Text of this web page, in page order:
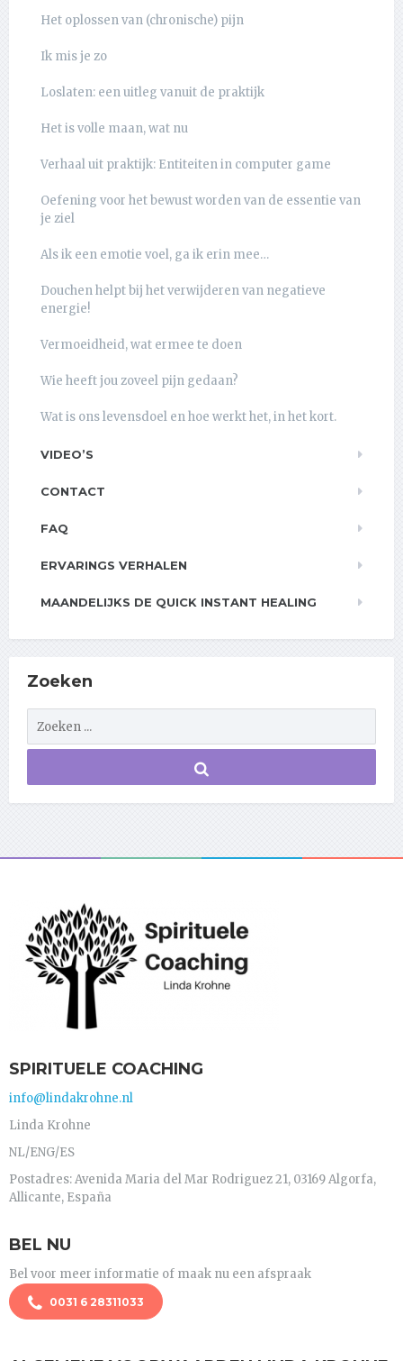
Het oplossen van (chronische) pijn
Ik mis je zo
Loslaten: een uitleg vanuit de praktijk
Het is volle maan, wat nu
Verhaal uit praktijk: Entiteiten in computer game
Oefening voor het bewust worden van de essentie van
je ziel
Als ik een emotie voel, ga ik erin mee…
Douchen helpt bij het verwijderen van negatieve
energie!
Vermoeidheid, wat ermee te doen
Wie heeft jou zoveel pijn gedaan?
Wat is ons levensdoel en hoe werkt het, in het kort.
VIDEO’S
CONTACT
FAQ
ERVARINGS VERHALEN
MAANDELIJKS DE QUICK INSTANT HEALING
Zoeken
SPIRITUELE COACHING
info@lindakrohne.nl
Linda Krohne
NL/ENG/ES
Postadres: Avenida Maria del Mar Rodriguez 21, 03169 Algorfa,
Allicante, España
BEL NU
Bel voor meer informatie of maak nu een afspraak
0031 6 28311033